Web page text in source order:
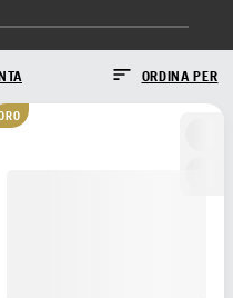
ORDINA PER